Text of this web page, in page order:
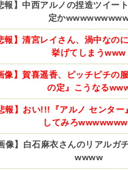
報】中西アルノの捏造ツイー
定か
報】清宮レイさん、渦中なの
挙げてしまうwww
像】賀喜遥香、ピッチピチの
の定』こうなる
報】おい!!!『アルノ センタ
してみろ
像】白石麻衣さんのリアルガ
wwww